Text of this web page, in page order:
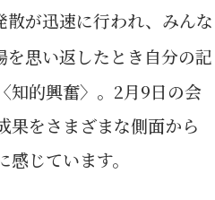
散が迅速に行われ、みんな
思い返したとき自分の記
知的興奮〉。2月9日の会
果をさまざまな側面から
じています。